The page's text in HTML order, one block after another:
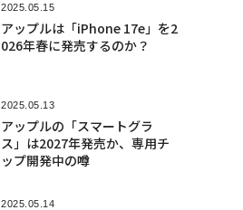
2025.05.15
アップルは「iPhone 17e」を2
026年春に発売するのか？
2025.05.13
アップルの「スマートグラ
ス」は2027年発売か、専用チ
ップ開発中の噂
2025.05.14